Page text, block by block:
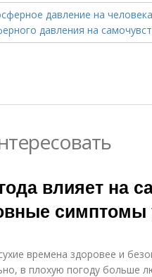
влияет на
времена здоровее и
в плохую погоду больше